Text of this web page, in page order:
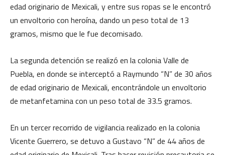
edad originario de Mexicali, y entre sus ropas se le encontró
un envoltorio con heroína, dando un peso total de 13
gramos, mismo que le fue decomisado.
La segunda detención se realizó en la colonia Valle de
Puebla, en donde se interceptó a Raymundo “N” de 30 años
de edad originario de Mexicali, encontrándole un envoltorio
de metanfetamina con un peso total de 33.5 gramos.
En un tercer recorrido de vigilancia realizado en la colonia
Vicente Guerrero, se detuvo a Gustavo “N” de 44 años de